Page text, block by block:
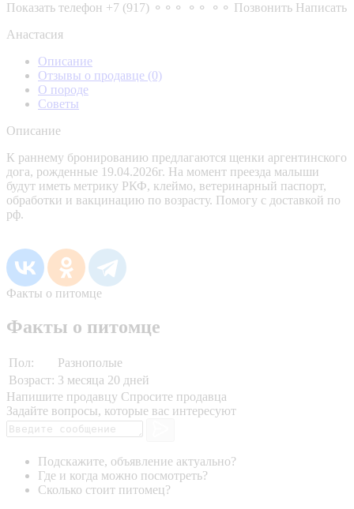
Показать телефон +7 (917) ⚬⚬⚬ ⚬⚬ ⚬⚬ Позвонить Написать
Анастасия
Описание
Отзывы о продавце (0)
О породе
Советы
Описание
К раннему бронированию предлагаются щенки аргентинского
дога, рожденные 19.04.2026г. На момент преезда малыши
будут иметь метрику РКФ, клеймо, ветеринарный паспорт,
обработки и вакцинацию по возрасту. Помогу с доставкой по
рф.
Факты о питомце
Факты о питомце
Пол:
Разнополые
Возраст: 3 месяца 20 дней
Напишите продавцу Спросите продавца
Задайте вопросы, которые вас интересуют
Подскажите, объявление актуально?
Где и когда можно посмотреть?
Сколько стоит питомец?